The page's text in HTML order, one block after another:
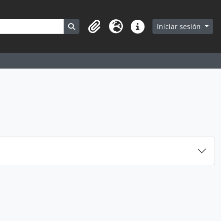
Search in browse page
Portapapeles
Idioma Enlaces rápidos
Iniciar sesión